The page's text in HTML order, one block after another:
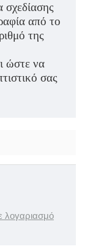
σχεδίασης
από το
της
ώστε να
σας
λογαριασμό